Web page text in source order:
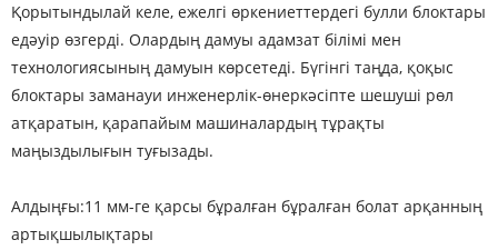
Қорытындылай келе, ежелгі өркениеттердегі булли блоктары
едәуір өзгерді. Олардың дамуы адамзат білімі мен
технологиясының дамуын көрсетеді. Бүгінгі таңда, қоқыс
блоктары заманауи инженерлік-өнеркәсіпте шешуші рөл
атқаратын, қарапайым машиналардың тұрақты
маңыздылығын туғызады.
Алдыңғы:11 мм-ге қарсы бұралған бұралған болат арқанның
артықшылықтары